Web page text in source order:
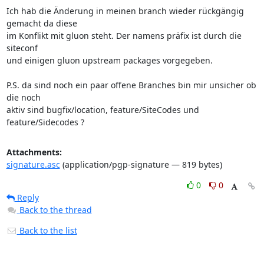
Ich hab die Änderung in meinen branch wieder rückgängig
gemacht da diese
im Konflikt mit gluon steht. Der namens präfix ist durch die
siteconf
und einigen gluon upstream packages vorgegeben.
P.S. da sind noch ein paar offene Branches bin mir unsicher ob
die noch
aktiv sind bugfix/location, feature/SiteCodes und
feature/Sidecodes ?
Attachments:
signature.asc(application/pgp-signature — 819 bytes)
0
0
Reply
Back to the thread
Back to the list